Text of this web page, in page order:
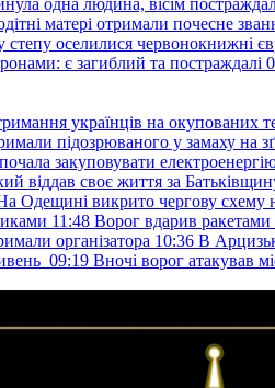
одна людина, вісім
матері отримали почесне
оселилися червонокнижні
є загиблий та постраждалі
українців на окупованих
підозрюваного у замаху на
закуповувати
віддав своє життя за
Одещині викрито чергову схему
11:48 Ворог вдарив
організатора 10:36 В
09:19 Вночі ворог атакував